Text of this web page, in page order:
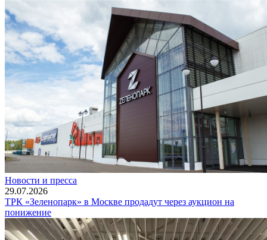
Новости и пресса
29.07.2026
ТРК «Зеленопарк» в Москве продадут через аукцион на
понижение